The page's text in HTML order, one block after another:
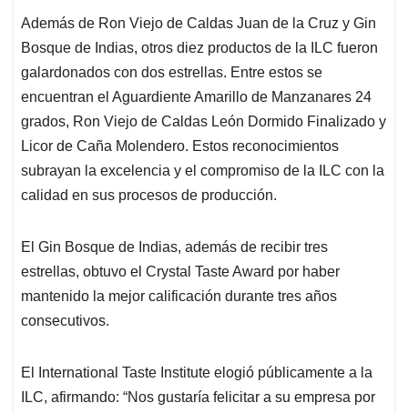
Además de Ron Viejo de Caldas Juan de la Cruz y Gin
Bosque de Indias, otros diez productos de la ILC fueron
galardonados con dos estrellas. Entre estos se
encuentran el Aguardiente Amarillo de Manzanares 24
grados, Ron Viejo de Caldas León Dormido Finalizado y
Licor de Caña Molendero. Estos reconocimientos
subrayan la excelencia y el compromiso de la ILC con la
calidad en sus procesos de producción.
El Gin Bosque de Indias, además de recibir tres
estrellas, obtuvo el Crystal Taste Award por haber
mantenido la mejor calificación durante tres años
consecutivos.
El International Taste Institute elogió públicamente a la
ILC, afirmando: “Nos gustaría felicitar a su empresa por